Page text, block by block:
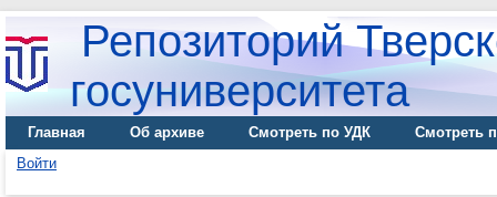
Репозиторий
госуниверситета
Главная Об архиве Смотреть по УДК
Смотреть
Войти